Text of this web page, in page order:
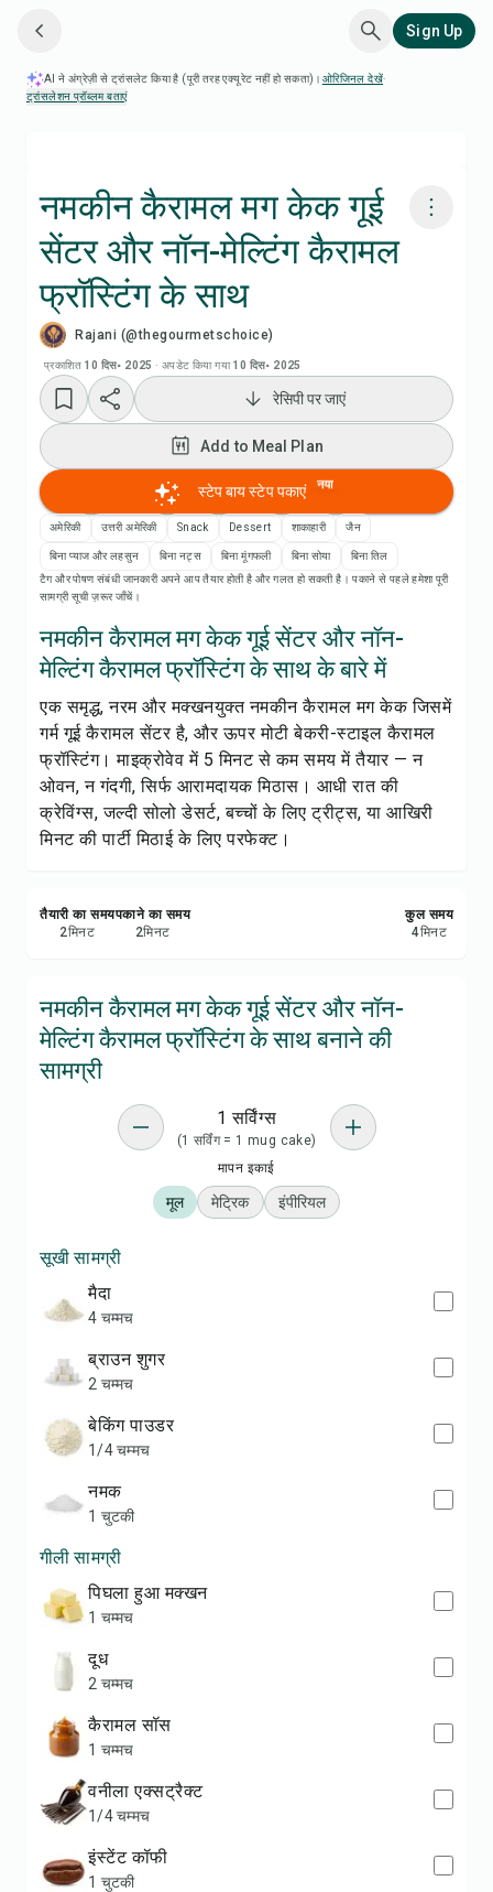
Sign Up
AI ने अंग्रेज़ी से ट्रांसलेट किया है (पूरी तरह एक्यूरेट नहीं हो सकता)। ओरिजिनल देखें·
ट्रांसलेशन प्रॉब्लम बताएं
नमकीन कैरामल मग केक गूई
सेंटर और नॉन-मेल्टिंग कैरामल
फ्रॉस्टिंग के साथ
Rajani (@thegourmetschoice)
प्रकाशित 10 दिस॰ 2025 ·अपडेट किया गया 10 दिस॰ 2025
Chefadora AI से पकाएं
Add to Shopping List
रेसिपी नोट्स
रेसिपी प्रिंट करें
सेव करें
रिपोर्ट करें
रेसिपी पर जाएं
Add to Meal Plan
स्टेप बाय स्टेप पकाएं नया
अमेरिकी उत्तरी अमेरिकी Snack Dessert शाकाहारी जैन
बिना प्याज और लहसुन बिना नट्स बिना मूंगफली बिना सोया
बिना तिल
टैग और पोषण संबंधी जानकारी अपने आप तैयार होती है और गलत हो सकती है। पकाने से पहले हमेशा पूरी
सामग्री सूची ज़रूर जाँचें।
नमकीन कैरामल मग केक गूई सेंटर और नॉन-
मेल्टिंग कैरामल फ्रॉस्टिंग के साथ के बारे में
एक समृद्ध, नरम और मक्खनयुक्त नमकीन कैरामल मग केक जिसमें
गर्म गूई कैरामल सेंटर है, और ऊपर मोटी बेकरी-स्टाइल कैरामल
फ्रॉस्टिंग। माइक्रोवेव में 5 मिनट से कम समय में तैयार — न
ओवन, न गंदगी, सिर्फ आरामदायक मिठास। आधी रात की
क्रेविंग्स, जल्दी सोलो डेसर्ट, बच्चों के लिए ट्रीट्स, या आखिरी
मिनट की पार्टी मिठाई के लिए परफेक्ट।
तैयारी का समय
2मिनट
पकाने का समय
2मिनट
कुल समय
4मिनट
नमकीन कैरामल मग केक गूई सेंटर और नॉन-
मेल्टिंग कैरामल फ्रॉस्टिंग के साथ बनाने की
सामग्री
1 सर्विंग्स
(1 सर्विंग = 1 mug cake)
मापन इकाई
मूल मेट्रिक इंपीरियल
सूखी सामग्री
मैदा
4 चम्मच
ब्राउन शुगर
2 चम्मच
बेकिंग पाउडर
1/4 चम्मच
नमक
1 चुटकी
गीली सामग्री
पिघला हुआ मक्खन
1 चम्मच
दूध
2 चम्मच
कैरामल सॉस
1 चम्मच
वनीला एक्सट्रैक्ट
1/4 चम्मच
इंस्टेंट कॉफी
1 चुटकी